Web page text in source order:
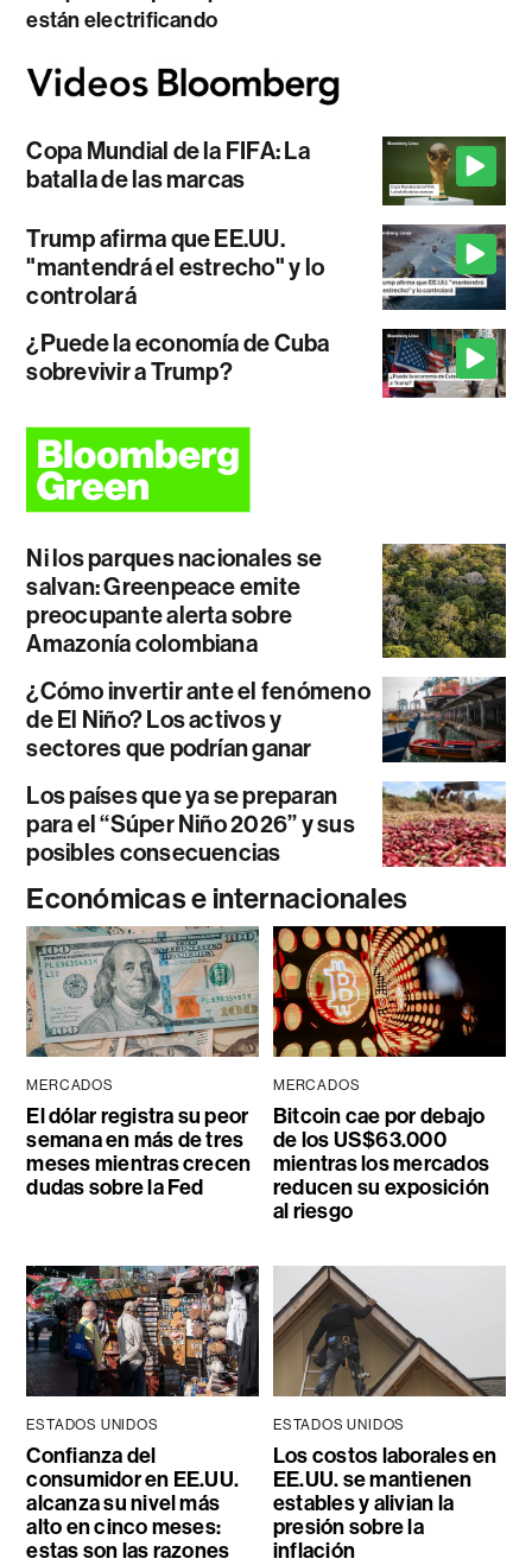
están electrificando
Copa Mundial de la FIFA: La
batalla de las marcas
Trump afirma que EE.UU.
"mantendrá el estrecho" y lo
controlará
¿Puede la economía de Cuba
sobrevivir a Trump?
Ni los parques nacionales se
salvan: Greenpeace emite
preocupante alerta sobre
Amazonía colombiana
¿Cómo invertir ante el fenómeno
de El Niño? Los activos y
sectores que podrían ganar
Los países que ya se preparan
para el “Súper Niño 2026” y sus
posibles consecuencias
Económicas e internacionales
MERCADOS
El dólar registra su peor
semana en más de tres
meses mientras crecen
dudas sobre la Fed
MERCADOS
Bitcoin cae por debajo
de los US$63.000
mientras los mercados
reducen su exposición
al riesgo
ESTADOS UNIDOS
Confianza del
consumidor en EE.UU.
alcanza su nivel más
alto en cinco meses:
estas son las razones
ESTADOS UNIDOS
Los costos laborales en
EE.UU. se mantienen
estables y alivian la
presión sobre la
inflación